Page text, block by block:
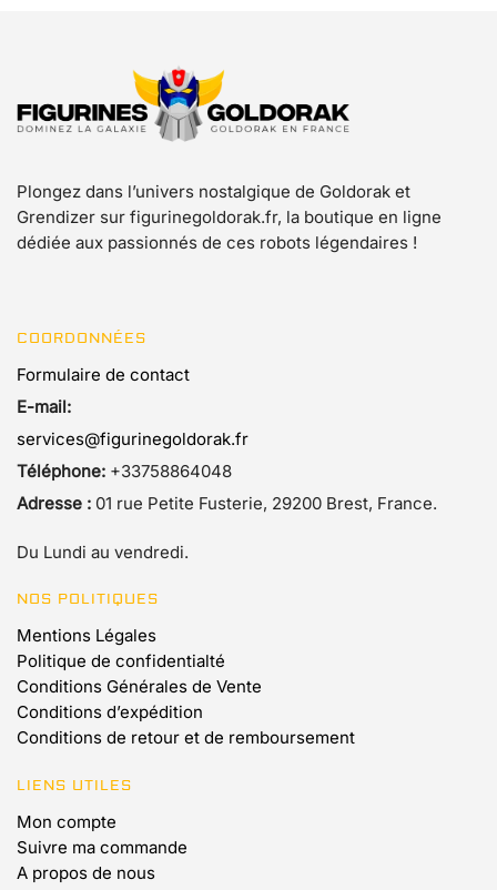
Plongez dans l’univers nostalgique de Goldorak et
Grendizer sur figurinegoldorak.fr, la boutique en ligne
dédiée aux passionnés de ces robots légendaires !
COORDONNÉES
Formulaire de contact
E-mail:
services@figurinegoldorak.fr
Téléphone: +33758864048
Adresse : 01 rue Petite Fusterie, 29200 Brest, France.
Du Lundi au vendredi.
NOS POLITIQUES
Mentions Légales
Politique de confidentialté
Conditions Générales de Vente
Conditions d’expédition
Conditions de retour et de remboursement
LIENS UTILES
Mon compte
Suivre ma commande
A propos de nous